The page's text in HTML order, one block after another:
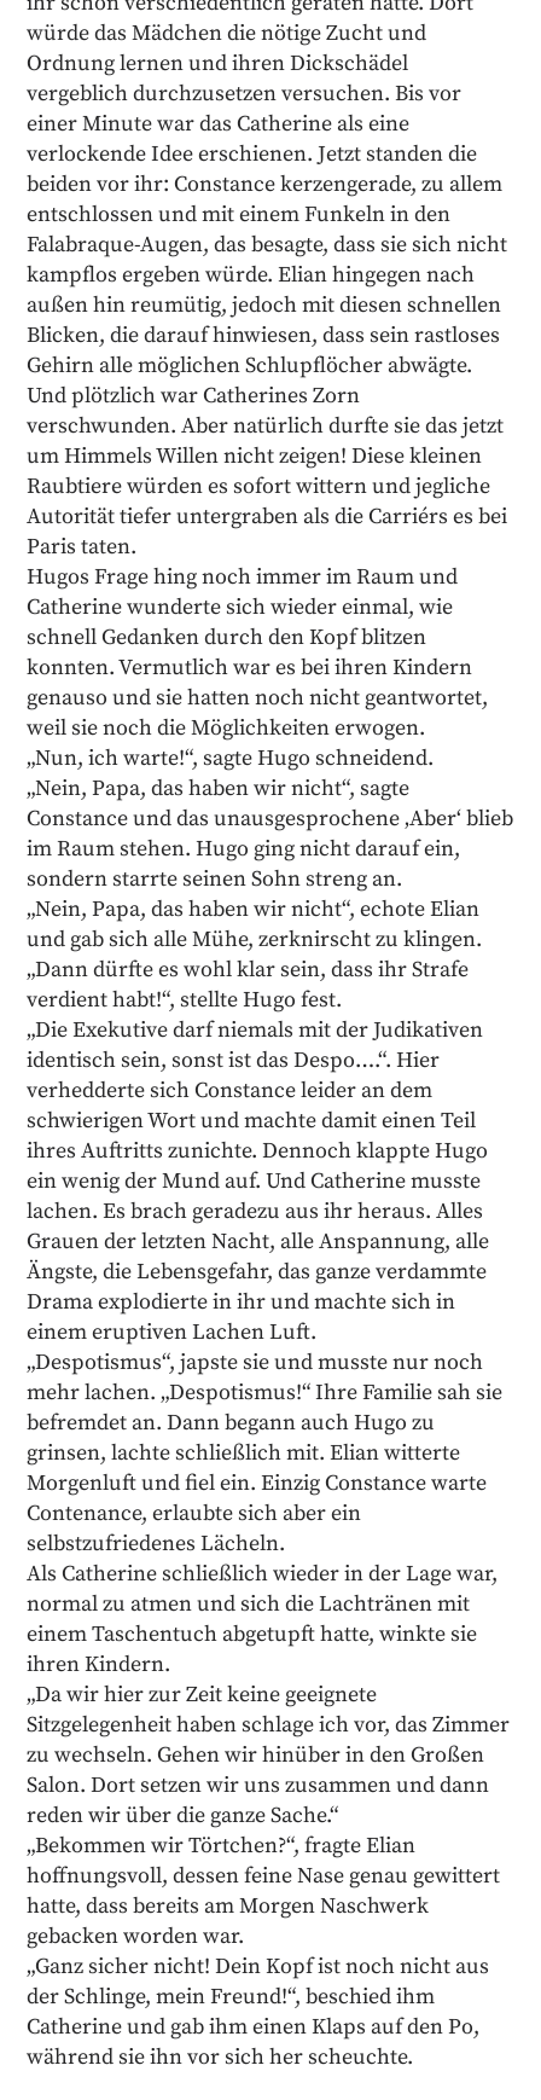
würde das Mädchen die nötige Zucht und
Ordnung lernen und ihren Dickschädel
vergeblich durchzusetzen versuchen. Bis vor
einer Minute war das Catherine als eine
verlockende Idee erschienen. Jetzt standen die
beiden vor ihr: Constance kerzengerade, zu allem
entschlossen und mit einem Funkeln in den
Falabraque-Augen, das besagte, dass sie sich nicht
kampflos ergeben würde. Elian hingegen nach
außen hin reumütig, jedoch mit diesen schnellen
Blicken, die darauf hinwiesen, dass sein rastloses
Gehirn alle möglichen Schlupflöcher abwägte.
Und plötzlich war Catherines Zorn
verschwunden. Aber natürlich durfte sie das jetzt
um Himmels Willen nicht zeigen! Diese kleinen
Raubtiere würden es sofort wittern und jegliche
Autorität tiefer untergraben als die Carriérs es bei
Paris taten.
Hugos Frage hing noch immer im Raum und
Catherine wunderte sich wieder einmal, wie
schnell Gedanken durch den Kopf blitzen
konnten. Vermutlich war es bei ihren Kindern
genauso und sie hatten noch nicht geantwortet,
weil sie noch die Möglichkeiten erwogen.
„Nun, ich warte!“, sagte Hugo schneidend.
„Nein, Papa, das haben wir nicht“, sagte
Constance und das unausgesprochene ‚Aber‘ blieb
im Raum stehen. Hugo ging nicht darauf ein,
sondern starrte seinen Sohn streng an.
„Nein, Papa, das haben wir nicht“, echote Elian
und gab sich alle Mühe, zerknirscht zu klingen.
„Dann dürfte es wohl klar sein, dass ihr Strafe
verdient habt!“, stellte Hugo fest.
„Die Exekutive darf niemals mit der Judikativen
identisch sein, sonst ist das Despo….“. Hier
verhedderte sich Constance leider an dem
schwierigen Wort und machte damit einen Teil
ihres Auftritts zunichte. Dennoch klappte Hugo
ein wenig der Mund auf. Und Catherine musste
lachen. Es brach geradezu aus ihr heraus. Alles
Grauen der letzten Nacht, alle Anspannung, alle
Ängste, die Lebensgefahr, das ganze verdammte
Drama explodierte in ihr und machte sich in
einem eruptiven Lachen Luft.
„Despotismus“, japste sie und musste nur noch
mehr lachen. „Despotismus!“ Ihre Familie sah sie
befremdet an. Dann begann auch Hugo zu
grinsen, lachte schließlich mit. Elian witterte
Morgenluft und fiel ein. Einzig Constance warte
Contenance, erlaubte sich aber ein
selbstzufriedenes Lächeln.
Als Catherine schließlich wieder in der Lage war,
normal zu atmen und sich die Lachtränen mit
einem Taschentuch abgetupft hatte, winkte sie
ihren Kindern.
„Da wir hier zur Zeit keine geeignete
Sitzgelegenheit haben schlage ich vor, das Zimmer
zu wechseln. Gehen wir hinüber in den Großen
Salon. Dort setzen wir uns zusammen und dann
reden wir über die ganze Sache.“
„Bekommen wir Törtchen?“, fragte Elian
hoffnungsvoll, dessen feine Nase genau gewittert
hatte, dass bereits am Morgen Naschwerk
gebacken worden war.
„Ganz sicher nicht! Dein Kopf ist noch nicht aus
der Schlinge, mein Freund!“, beschied ihm
Catherine und gab ihm einen Klaps auf den Po,
während sie ihn vor sich her scheuchte.